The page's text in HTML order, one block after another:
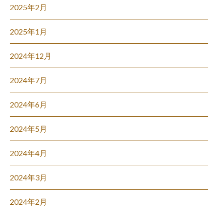
2025年2月
2025年1月
2024年12月
2024年7月
2024年6月
2024年5月
2024年4月
2024年3月
2024年2月